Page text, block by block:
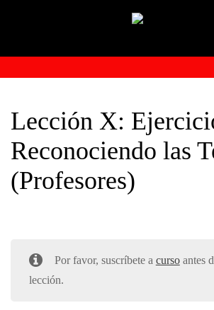
Lección X:
Reconociendo las
(Profesores)
Por favor, suscríbete a cursoantes
lección.